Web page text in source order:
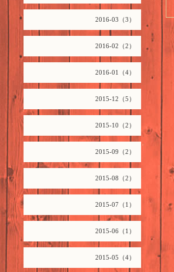
2016-03（3）
2016-02（2）
2016-01（4）
2015-12（5）
2015-10（2）
2015-09（2）
2015-08（2）
2015-07（1）
2015-06（1）
2015-05（4）